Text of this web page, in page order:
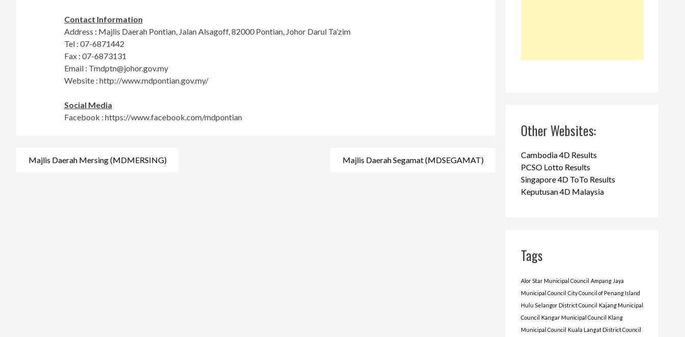
Contact Information
Address : Majlis Daerah Pontian, Jalan Alsagoff, 82000 Pontian, Johor Darul Ta’zim
Tel : 07-6871442
Fax : 07-6873131
Email : Tmdptn@johor.gov.my
Website : http://www.mdpontian.gov.my/
Social Media
Facebook : https://www.facebook.com/mdpontian
Post
navigation
Majlis Daerah Mersing (MDMERSING) Majlis Daerah Segamat (MDSEGAMAT)
Other Websites:
Cambodia 4D Results
PCSO Lotto Results
Singapore 4D ToTo Results
Keputusan 4D Malaysia
Tags
Alor Star Municipal Council Ampang Jaya
Municipal Council City Council of Penang Island
Hulu Selangor District Council
Kajang Municipal
Council
Kangar Municipal Council
Klang
Municipal Council
Kuala Langat District Council